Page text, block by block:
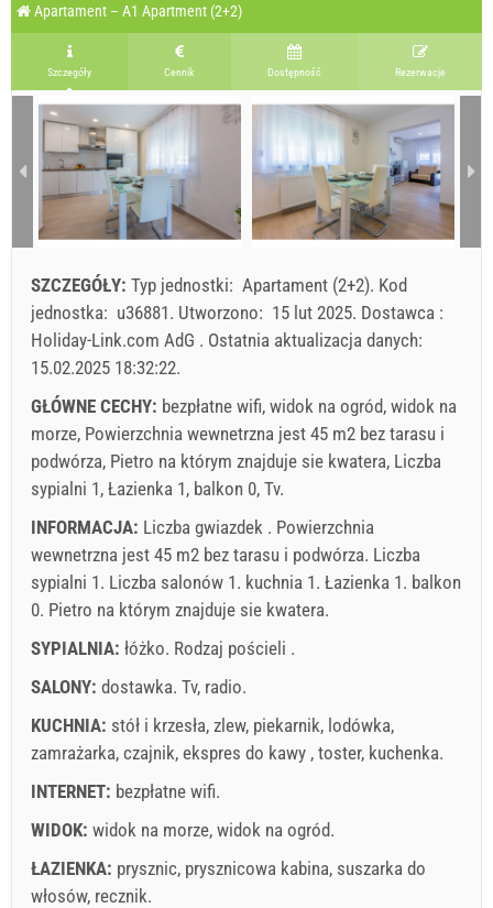
Apartament – A1 Apartment (2+2)
Szczegóły Cennik Dostępność Rezerwacje
SZCZEGÓŁY: Typ jednostki: Apartament (2+2). Kod
jednostka: u36881. Utworzono: 15 lut 2025. Dostawca :
Holiday-Link.com AdG . Ostatnia aktualizacja danych:
15.02.2025 18:32:22.
GŁÓWNE CECHY: bezpłatne wifi, widok na ogród, widok na
morze, Powierzchnia wewnetrzna jest 45 m2 bez tarasu i
podwórza, Pietro na którym znajduje sie kwatera, Liczba
sypialni 1, Łazienka 1, balkon 0, Tv.
INFORMACJA: Liczba gwiazdek . Powierzchnia
wewnetrzna jest 45 m2 bez tarasu i podwórza. Liczba
sypialni 1. Liczba salonów 1. kuchnia 1. Łazienka 1. balkon
0. Pietro na którym znajduje sie kwatera.
SYPIALNIA: łóżko. Rodzaj pościeli .
SALONY: dostawka. Tv, radio.
KUCHNIA: stół i krzesła, zlew, piekarnik, lodówka,
zamrażarka, czajnik, ekspres do kawy , toster, kuchenka.
INTERNET: bezpłatne wifi.
WIDOK: widok na morze, widok na ogród.
ŁAZIENKA: prysznic, prysznicowa kabina, suszarka do
włosów, recznik.